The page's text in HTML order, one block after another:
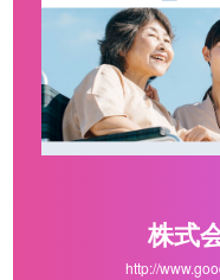
株式
http://